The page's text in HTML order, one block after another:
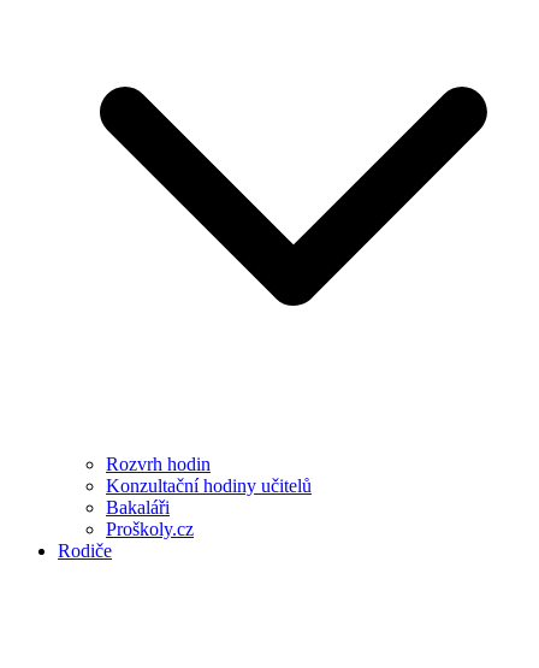
Rozvrh hodin
Konzultační hodiny učitelů
Bakaláři
Proškoly.cz
Rodiče